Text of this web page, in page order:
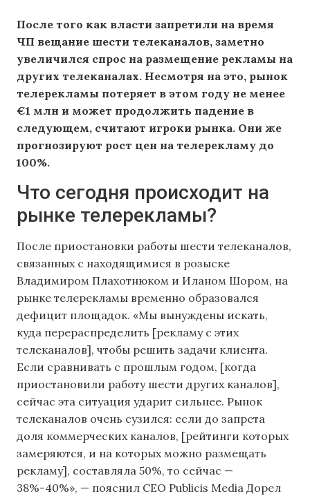
После того как власти запретили на время
ЧП вещание шести телеканалов, заметно
увеличился спрос на размещение рекламы на
других телеканалах. Несмотря на это, рынок
телерекламы потеряет в этом году не менее
€1 млн и может продолжить падение в
следующем, считают игроки рынка. Они же
прогнозируют рост цен на телерекламу до
100%.
Что сегодня происходит на
рынке телерекламы?
После приостановки работы шести телеканалов,
связанных с находящимися в розыске
Владимиром Плахотнюком и Иланом Шором, на
рынке телерекламы временно образовался
дефицит площадок. «Мы вынуждены искать,
куда перераспределить [рекламу с этих
телеканалов], чтобы решить задачи клиента.
Если сравнивать с прошлым годом, [когда
приостановили работу шести других каналов],
сейчас эта ситуация ударит сильнее. Рынок
телеканалов очень сузился: если до запрета
доля коммерческих каналов, [рейтинги которых
замеряются, и на которых можно размещать
рекламу], составляла 50%, то сейчас —
38%-40%», — пояснил CEO Publicis Media Дорел